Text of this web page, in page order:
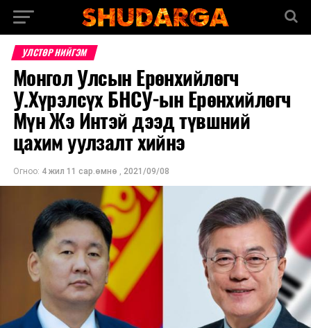
УЛСТӨР НИЙГЭМ
Монгол Улсын Ерөнхийлөгч
У.Хүрэлсүх БНСУ-ын Ерөнхийлөгч
Мүн Жэ Интэй дээд түвшний
цахим уулзалт хийнэ
Огноо: 4 жил 11 сар.өмнө , 2021/09/08